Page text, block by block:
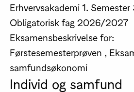
Erhvervsakademi 1. Semester
Obligatorisk fag 2026/2027
Eksamensbeskrivelse for:
Førstesemesterprøven ,
samfundsøkonomi
Individ og samfund